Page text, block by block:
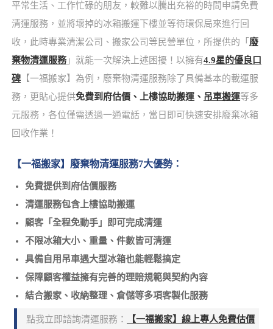
平常生活、工作忙碌的朋友，較難以騰出充裕的時間申請免費
清運服務，並將壞掉的冰箱搬運下樓並等待環保局來進行回
收，此時專業清潔公司、搬家公司等民營單位，所提供的「 廢
棄物清運服務」就能一次解決上述困擾！以擁有4.9星的優良口
碑【一福搬家】為例，廢棄物清運服務除了具備基本的載運服
務，更貼心提供免費到府估價、上樓協助搬運、 吊車搬運等多
元服務，各位僅需透過一通電話，當日即可快速安排廢棄冰箱
回收作業！
【一福搬家】廢棄物清運服務7大優勢：
免費提供到府估價服務
清運服務包含上樓協助搬運
顧客「全程免動手」即可完成清運
不限冰箱大小、重量、件數皆可清運
具備自用吊車遇大型冰箱也能輕鬆搞定
保障顧客權益擁有完善的理賠規範與契約內容
結合搬家、收納整理、倉儲等多項客製化服務
點我立即諮詢清運服務：
【一福搬家】線上專人免費估價